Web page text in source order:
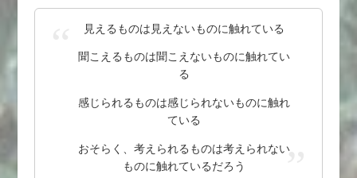
見えるものは見えないものに触れている
聞こえるものは聞こえないものに触れてい
る
感じられるものは感じられないものに触れ
ている
おそらく、考えられるものは考えられない
ものに触れているだろう